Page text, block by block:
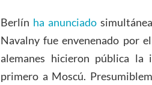
Berlín ha anunciado
Navalny fue envenenado por
alemanes hicieron pública la
primero a Moscú.